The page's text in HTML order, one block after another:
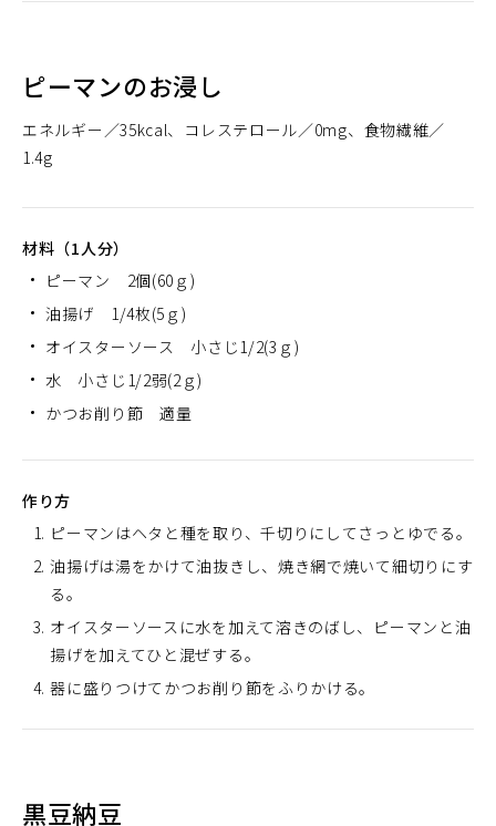
ピーマンのお浸し
エネルギー 35kcal コレステロール 0mg
食物繊維
1.4g
材料（1人分）
ピーマン 2個(60ｇ)
油揚げ 1/4枚(5ｇ)
オイスターソース 小さじ1/2(3ｇ)
水 小さじ1/2弱(2ｇ)
かつお削り節 適量
作り方
ピーマンはヘタと種を取り、千切りにしてさっとゆでる。
油揚げは湯をかけて油抜きし、焼き網で焼いて細切りにす
る。
オイスターソースに水を加えて溶きのばし、ピーマンと油
揚げを加えてひと混ぜする。
器に盛りつけてかつお削り節をふりかける。
黒豆納豆